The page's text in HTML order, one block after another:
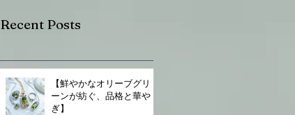
Recent Posts
⁡【鮮やかなオリーブグリ
ーンが紡ぐ、品格と華や
ぎ】